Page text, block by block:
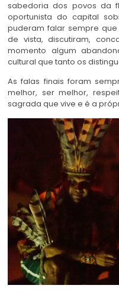
sabedoria dos povos da
oportunista do capital
puderam falar sempre
de vista, discutiram,
momento algum
cultural que tanto os
As falas finais foram
melhor, ser melhor,
sagrada que vive e é a